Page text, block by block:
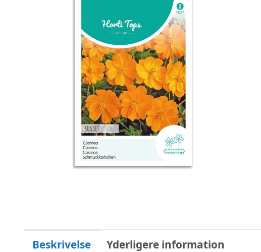
Beskrivelse Yderligere information